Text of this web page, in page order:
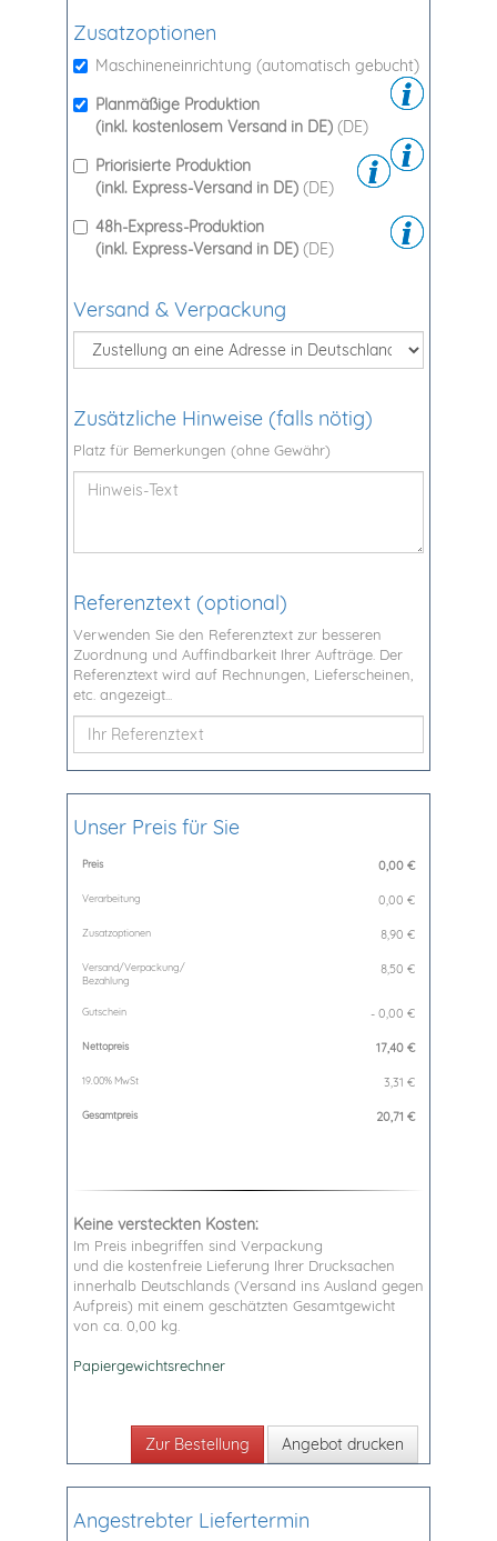
Zusatzoptionen
Maschineneinrichtung (automatisch gebucht)
Planmäßige Produktion
(inkl. kostenlosem Versand in DE)(DE)
Priorisierte Produktion
(inkl. Express-Versand in DE)(DE)
48h-Express-Produktion
(inkl. Express-Versand in DE)(DE)
Versand & Verpackung
Zusätzliche Hinweise (falls nötig)
Platz für Bemerkungen (ohne Gewähr)
Referenztext (optional)
Verwenden Sie den Referenztext zur besseren
Zuordnung und Auffindbarkeit Ihrer Aufträge. Der
Referenztext wird auf Rechnungen, Lieferscheinen,
etc. angezeigt...
Unser Preis für Sie
Preis 0,00€
Verarbeitung 0,00 €
Zusatzoptionen 8,90 €
Versand/Verpackung/
Bezahlung
8,50 €
Gutschein - 0,00 €
Nettopreis 17,40€
19.00% MwSt 3,31 €
Gesamtpreis 20,71 €
Keine versteckten Kosten:
Im Preis inbegriffen sind Verpackung
und die kostenfreie Lieferung Ihrer Drucksachen
innerhalb Deutschlands (Versand ins Ausland gegen
Aufpreis) mit einem geschätzten Gesamtgewicht
von ca. 0,00 kg.
Papiergewichtsrechner
Angebot drucken
Angestrebter Liefertermin